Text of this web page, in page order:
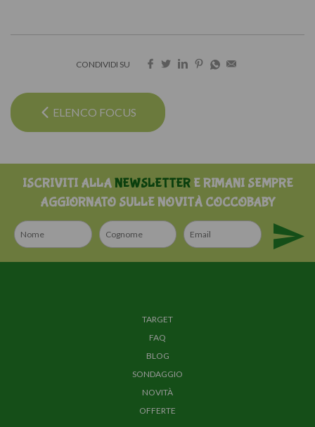
CONDIVIDI SU
ELENCO FOCUS
ISCRIVITI ALLANEWSLETTERE RIMANI SEMPRE
AGGIORNATO SULLE NOVITÀ COCCOBABY
TARGET
FAQ
BLOG
SONDAGGIO
NOVITÀ
OFFERTE